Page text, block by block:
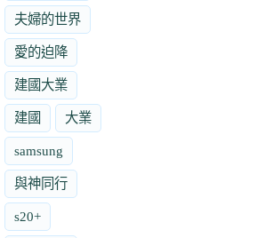
夫婦的世界
愛的迫降
建國大業
建國 大業
samsung
與神同行
s20+